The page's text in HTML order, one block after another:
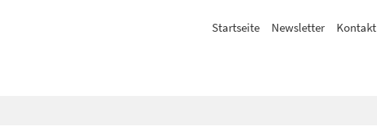
Startseite Newsletter Kontakt